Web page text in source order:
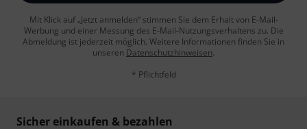
Mit Klick auf „Jetzt anmelden“ stimmen Sie dem Erhalt von E-Mail-
Werbung und einer Messung des E-Mail-Nutzungsverhaltens zu. Die
Abmeldung ist jederzeit möglich. Weitere Informationen finden Sie in
unseren Datenschutzhinweisen.
* Pflichtfeld
Sicher einkaufen & bezahlen